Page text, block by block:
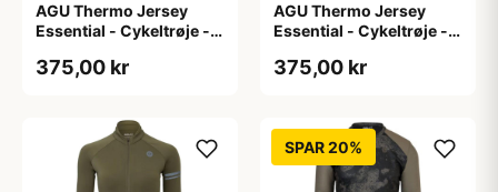
AGU Thermo Jersey
Essential - Cykeltrøje -
S
375,00 kr
AGU Thermo Jersey
Essential - Cykeltrøje -
XL
375,00 kr
SPAR 20%